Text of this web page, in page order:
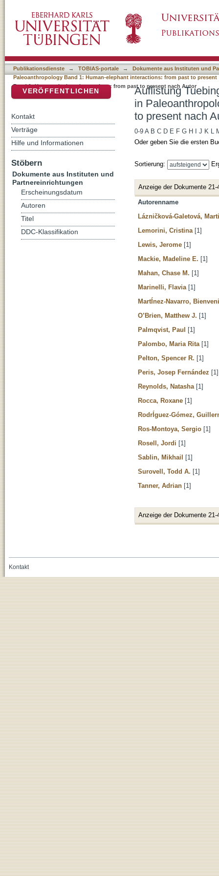
1: Human-elephant interactions: from past
Publikationsdienste → TOBIAS-portale →
Dokumente aus Instituten und
Paleoanthropology Band 1: Human-elephant interactions: from past to present
Band 1: Human-elephant interactions: from past to present nach Autor
Auflistung
in
to present nach
0-9 A B C D E F G H J K L
Oder geben Sie die ersten
Sortierung:
Anzeige der Dokumente 21-
Autorenname
Lázničková-Galetová,
Lemorini, Cristina [1]
Lewis, Jerome [1]
Mackie, Madeline E. [1]
Mahan, Chase M. [1]
Marinelli, Flavia [1]
MartÍnez-Navarro,
O’Brien, Matthew J. [1]
Palmqvist, Paul [1]
Palombo, Maria Rita [1]
Pelton, Spencer R. [1]
Peris, Josep Fernández [1]
Reynolds, Natasha [1]
Rocca, Roxane [1]
RodrÍguez-Gómez,
Ros-Montoya, Sergio [1]
Rosell, Jordi [1]
Sablin, Mikhail [1]
Surovell, Todd A. [1]
Tanner, Adrian [1]
Anzeige der Dokumente 21-
VERÖFFENTLICHEN
Kontakt
Verträge
Hilfe und Informationen
Stöbern
Dokumente aus Instituten und
Partnereinrichtungen
Erscheinungsdatum
Autoren
Titel
DDC-Klassifikation
Kontakt